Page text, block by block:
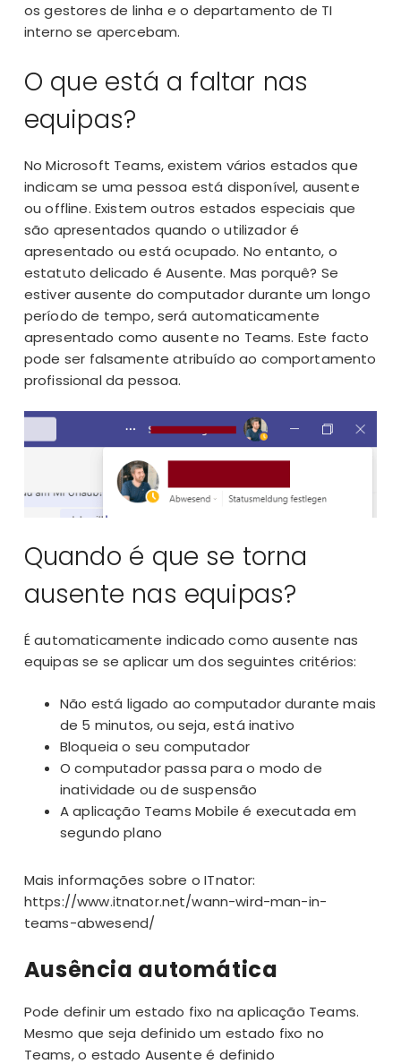
os gestores de linha e o departamento de TI
interno se apercebam.
O que está a faltar nas
equipas?
No Microsoft Teams, existem vários estados que
indicam se uma pessoa está disponível, ausente
ou offline. Existem outros estados especiais que
são apresentados quando o utilizador é
apresentado ou está ocupado. No entanto, o
estatuto delicado é Ausente. Mas porquê? Se
estiver ausente do computador durante um longo
período de tempo, será automaticamente
apresentado como ausente no Teams. Este facto
pode ser falsamente atribuído ao comportamento
profissional da pessoa.
Quando é que se torna
ausente nas equipas?
É automaticamente indicado como ausente nas
equipas se se aplicar um dos seguintes critérios:
Não está ligado ao computador durante mais
de 5 minutos, ou seja, está inativo
Bloqueia o seu computador
O computador passa para o modo de
inatividade ou de suspensão
A aplicação Teams Mobile é executada em
segundo plano
Mais informações sobre o ITnator:
https://www.itnator.net/wann-wird-man-in-
teams-abwesend/
Ausência automática
Pode definir um estado fixo naaplicação Teams.
Mesmo que seja definido um estado fixo no
Teams, o estado Ausente é definido